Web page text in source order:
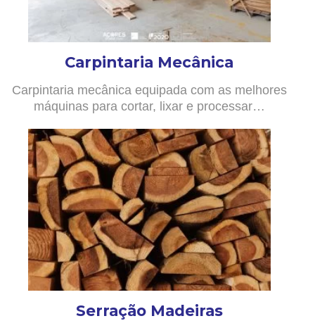
Carpintaria Mecânica
Carpintaria mecânica equipada com as melhores
máquinas para cortar, lixar e processar…
Serração Madeiras